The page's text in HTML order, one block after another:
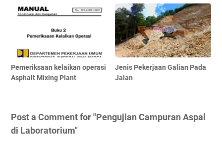
Pemeriksaan kelaikan operasi
Asphalt Mixing Plant
Jenis Pekerjaan Galian Pada
Jalan
Post a Comment for "Pengujian Campuran Aspal
di Laboratorium"